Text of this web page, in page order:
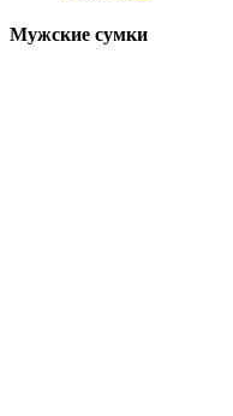
Мужские сумки